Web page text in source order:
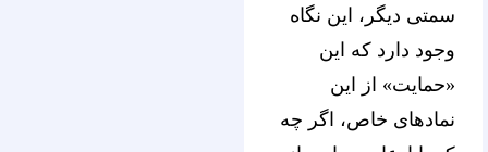
سمتی دیگر، این نگاه
وجود دارد که این
«حمایت» از این
نمادهای خاص، اگر چه